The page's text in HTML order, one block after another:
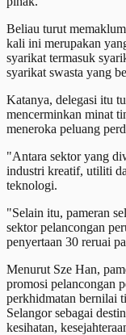
Beliau turut
kali ini merupakan
syarikat termasuk
syarikat swasta yang
Katanya, delegasi itu
mencerminkan minat
meneroka peluang
"Antara sektor yang
industri kreatif, utiliti
teknologi.
"Selain itu, pameran
sektor pelancongan
penyertaan 30 reruai
Menurut Sze Han,
promosi pelancongan
perkhidmatan bernilai
Selangor sebagai
kesihatan,